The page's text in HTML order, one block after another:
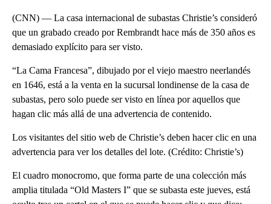
(CNN) — La casa internacional de subastas Christie’s consideró
que un grabado creado por Rembrandt hace más de 350 años es
demasiado explícito para ser visto.
“La Cama Francesa”, dibujado por el viejo maestro neerlandés
en 1646, está a la venta en la sucursal londinense de la casa de
subastas, pero solo puede ser visto en línea por aquellos que
hagan clic más allá de una advertencia de contenido.
Los visitantes del sitio web de Christie’s deben hacer clic en una
advertencia para ver los detalles del lote. (Crédito: Christie’s)
El cuadro monocromo, que forma parte de una colección más
amplia titulada “Old Masters I” que se subasta este jueves, está